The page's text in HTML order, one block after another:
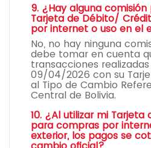
9. ¿Hay alguna
Tarjeta de Débito/
por internet o uso en el
No, no hay ninguna
debe tomar en cuenta
transacciones
09/04/2026 con su
al Tipo de Cambio
Central de Bolivia.
10. ¿Al utilizar mi
para compras por
exterior, los pagos se